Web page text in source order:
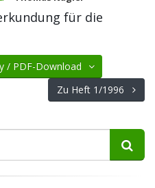
für die
/ PDF-Download
Zu Heft 1/1996